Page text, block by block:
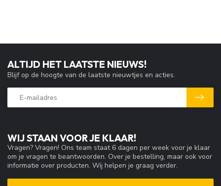
WIJ STAAN VOOR JE KLAAR!
Vragen? Vragen! Ons team staat 6 dagen per week voor je klaar
om je vragen te beantwoorden. Over je bestelling, maar ook voor
informatie over producten. Wij helpen je graag verder.
ALTIJD HET LAATSTE NIEUWS!
Blijf op de hoogte van de laatste nieuwtjes en acties.